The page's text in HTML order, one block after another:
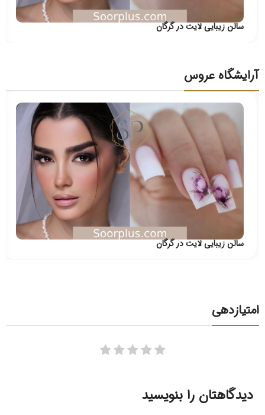
سالن زیبایی لایت در گرگان
آرایشگاه عروس
سالن زیبایی لایت در گرگان
امتیازدهی
دیدگاهتان را بنویسید